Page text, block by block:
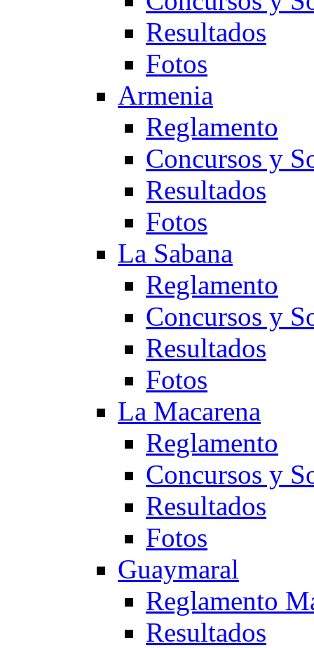
Resultados
Fotos
Armenia
Reglamento
Concursos y
Resultados
Fotos
La Sabana
Reglamento
Concursos y
Resultados
Fotos
La Macarena
Reglamento
Concursos y
Resultados
Fotos
Guaymaral
Reglamento
Resultados